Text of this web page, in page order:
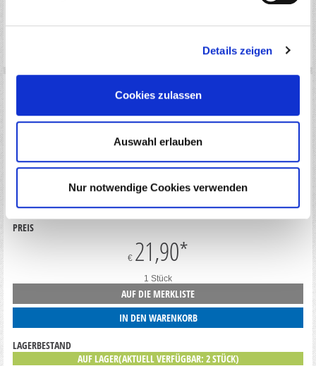
Details zeigen
Cookies zulassen
Auswahl erlauben
Nur notwendige Cookies verwenden
AUF LAGER(AKTUELL VERFÜGBAR: 1 STÜCK)
CFKPREAPC10H2 GRAPHITE REAR POD 200MM RC DEVIL
PREIS
€ 21,90*
1 Stück
AUF DIE MERKLISTE
IN DEN WARENKORB
LAGERBESTAND
AUF LAGER(AKTUELL VERFÜGBAR: 2 STÜCK)